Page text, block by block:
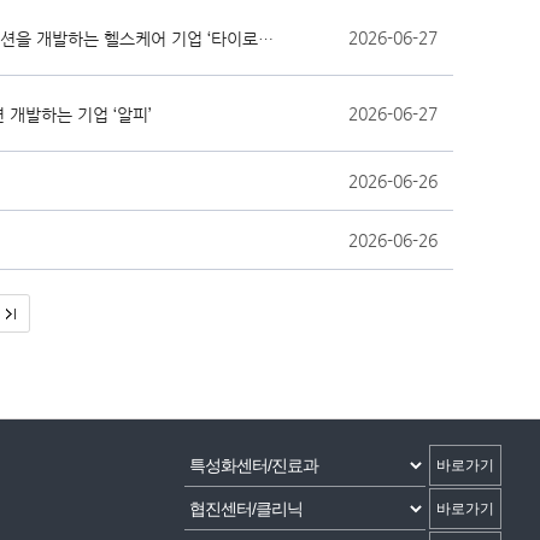
[한국보건산업진흥원 연구중심병원 창업기업 CEO] 갑상선기능이상 및 그 합병증을 모니터링하는 AI 의료 솔루션을 개발하는 헬스케어 기업 ‘타이로스코프’ 2026-06-27
발하는 기업 ‘알피’ 2026-06-27
2026-06-26
2026-06-26